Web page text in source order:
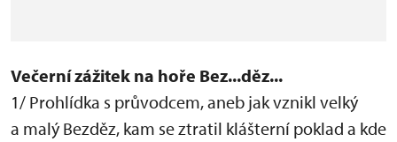
Večerní zážitek na hoře Bez...děz...
1/ Prohlídka s průvodcem, aneb jak vznikl velký
a malý Bezděz, kam se ztratil klášterní poklad a kde